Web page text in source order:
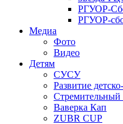
РГУОР-
РГУОР-
Медиа
Фото
Видео
Детям
СУСУ
Развитие
Стремительный
Ваверка Кап
ZUBR CUP